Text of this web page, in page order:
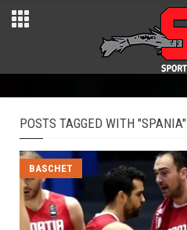
POSTS TAGGED WITH "SPANIA"
BASCHET